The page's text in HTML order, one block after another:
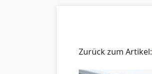
Zurück zum Artikel: